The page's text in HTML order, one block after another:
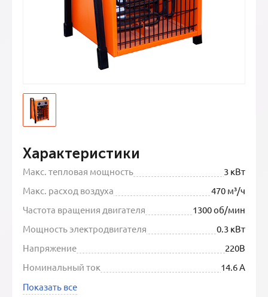
Характеристики
Макс. тепловая мощность
3 кВт
Макс. расход воздуха
470 м³/ч
Частота вращения двигателя
1300 об/мин
Мощность электродвигателя
0.3 кВт
Напряжение
220В
Номинальный ток
14.6 А
Показать все